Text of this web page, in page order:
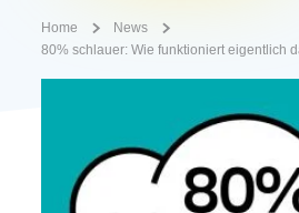
Home
News
80% schlauer: Wie funktioniert eigentlich